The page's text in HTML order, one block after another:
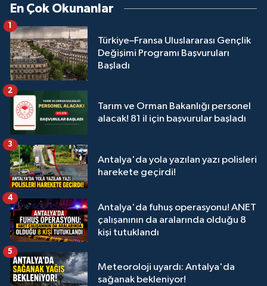
En Çok Okunanlar
Türkiye–Fransa Uluslararası Gençlik
Değişimi Programı Başvuruları
Başladı
1
Tarım ve Orman Bakanlığı personel
alacak! 81 il için başvurular başladı
2
Antalya'da yola yazılan yazı polisleri
harekete geçirdi!
3
Antalya'da fuhuş operasyonu! ANET
çalışanının da aralarında olduğu 8
kişi tutuklandı
4
Meteoroloji uyardı: Antalya'da
sağanak bekleniyor!
5